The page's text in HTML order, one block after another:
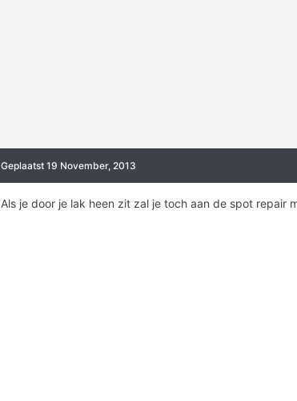
Geplaatst 19 November, 2013
Als je door je lak heen zit zal je toch aan de spot repair